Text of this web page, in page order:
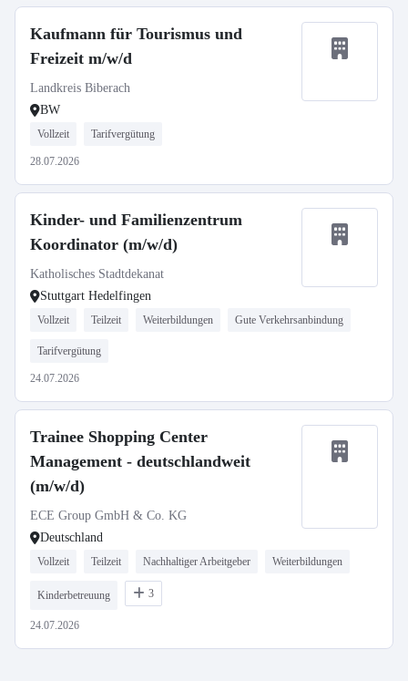
Kaufmann für Tourismus und
Freizeit m/w/d
Landkreis Biberach
BW
Vollzeit Tarifvergütung
28.07.2026
Kinder- und Familienzentrum
Koordinator (m/w/d)
Katholisches Stadtdekanat
Stuttgart Hedelfingen
Vollzeit Teilzeit Weiterbildungen Gute Verkehrsanbindung
Tarifvergütung
24.07.2026
Trainee Shopping Center
Management - deutschlandweit
(m/w/d)
ECE Group GmbH & Co. KG
Deutschland
Vollzeit Teilzeit Nachhaltiger Arbeitgeber Weiterbildungen
Kinderbetreuung 3
24.07.2026